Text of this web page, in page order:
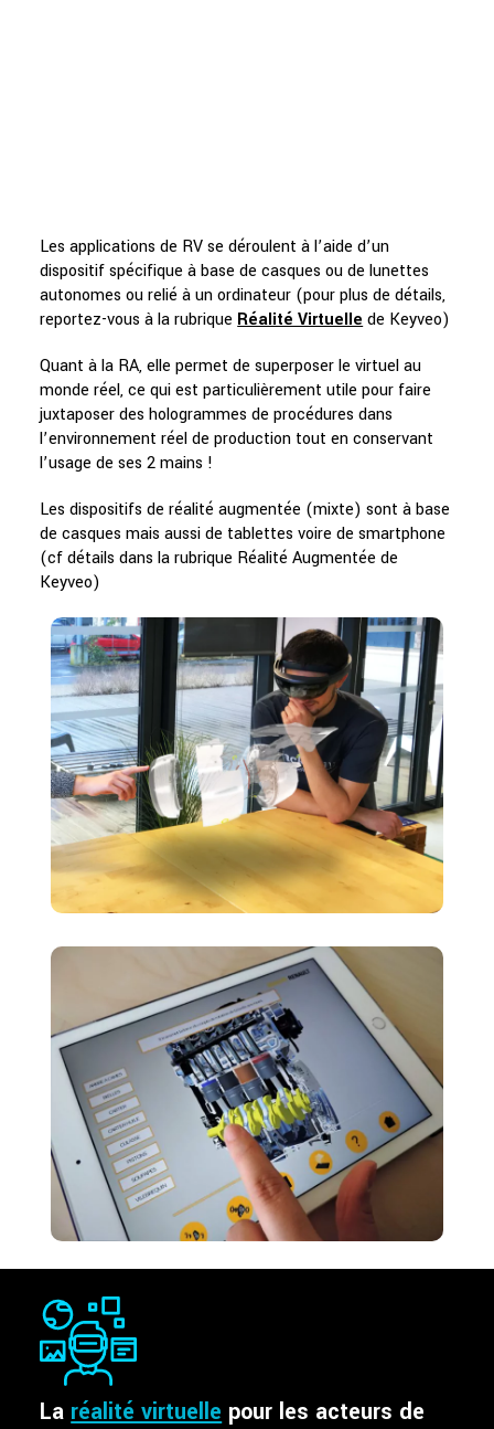
Les applications de RV se déroulent à l’aide d’un
dispositif spécifique à base de casques ou de lunettes
autonomes ou relié à un ordinateur (pour plus de détails,
reportez-vous à la rubrique Réalité Virtuelle de Keyveo)
Quant à la RA, elle permet de superposer le virtuel au
monde réel, ce qui est particulièrement utile pour faire
juxtaposer des hologrammes de procédures dans
l’environnement réel de production tout en conservant
l’usage de ses 2 mains !
Les dispositifs de réalité augmentée (mixte) sont à base
de casques mais aussi de tablettes voire de smartphone
(cf détails dans la rubrique Réalité Augmentée de
Keyveo)
La réalité virtuelle pour les acteurs de